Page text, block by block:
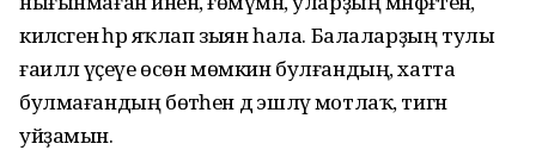
киләсәгенә һәр яҡлап зыян һала. Балаларҙың тулы
ғаиләлә үҫеүе өсөн мөмкин булғандың, хатта
булмағандың бөтәһен дә эшләү мотлаҡ, тигән
уйҙамын.